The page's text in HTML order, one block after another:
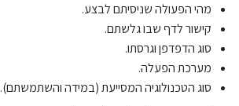
מהי הפעולה שניסיתם לבצע.
קישור לדף שבו גלשתם.
סוג הדפדפן וגרסתו.
מערכת הפעלה.
סוג הטכנולוגיה המסייעת (במידה והשתמשתם).